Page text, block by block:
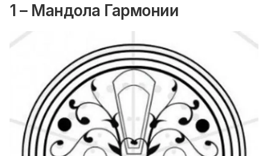
1 – Мандола Гармонии